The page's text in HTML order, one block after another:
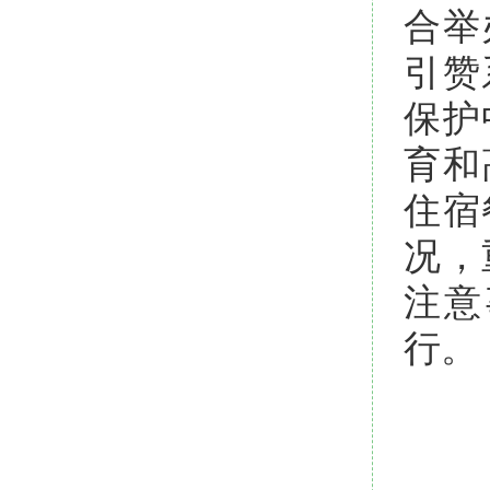
合
引
保
育
住
况
注
行。